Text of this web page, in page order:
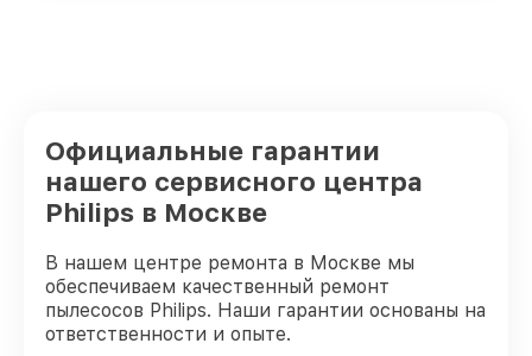
Официальные гарантии
нашего сервисного центра
Philips в Москве
В нашем центре ремонта в Москве мы
обеспечиваем качественный ремонт
пылесосов Philips. Наши гарантии основаны на
ответственности и опыте.